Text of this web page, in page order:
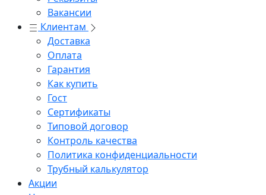
Вакансии
Клиентам
Доставка
Оплата
Гарантия
Как купить
Гост
Сертификаты
Типовой договор
Контроль качества
Политика конфиденциальности
Трубный калькулятор
Акции